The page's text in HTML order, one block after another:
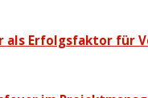
Erfolgsfaktor für